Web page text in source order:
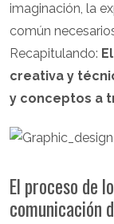
imaginación, la
común
Recapitulando:
creativa y
y conceptos a
El proceso de
comunicación